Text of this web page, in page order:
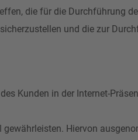
die für die Durchführung
und die zur
Kunden in der Internet-
Hiervon